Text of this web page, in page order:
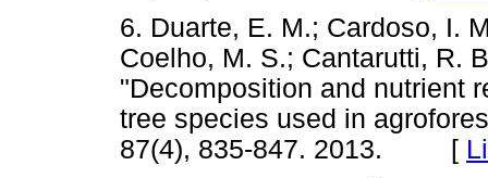
6. Duarte, E. M.; Cardoso, I.
Coelho, M. S.; Cantarutti, R.
"Decomposition and nutrient
tree species used in
87(4), 835-847. 2013. [